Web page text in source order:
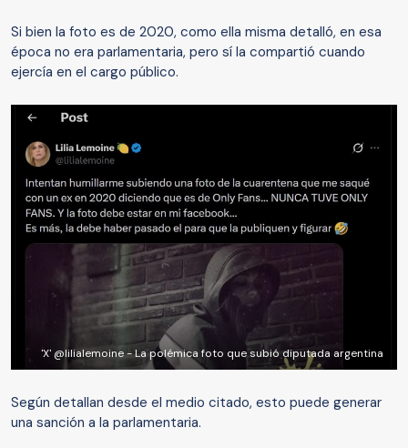
Si bien la foto es de 2020, como ella misma detalló, en esa
época no era parlamentaria, pero sí la compartió cuando
ejercía en el cargo público.
'X' @lilialemoine - La polémica foto que subió diputada argentina
Según detallan desde el medio citado, esto puede generar
una sanción a la parlamentaria.